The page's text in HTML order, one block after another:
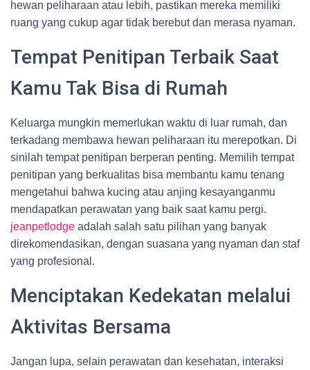
hewan peliharaan atau lebih, pastikan mereka memiliki
ruang yang cukup agar tidak berebut dan merasa nyaman.
Tempat Penitipan Terbaik Saat
Kamu Tak Bisa di Rumah
Keluarga mungkin memerlukan waktu di luar rumah, dan
terkadang membawa hewan peliharaan itu merepotkan. Di
sinilah tempat penitipan berperan penting. Memilih tempat
penitipan yang berkualitas bisa membantu kamu tenang
mengetahui bahwa kucing atau anjing kesayanganmu
mendapatkan perawatan yang baik saat kamu pergi.
jeanpetlodge adalah salah satu pilihan yang banyak
direkomendasikan, dengan suasana yang nyaman dan staf
yang profesional.
Menciptakan Kedekatan melalui
Aktivitas Bersama
Jangan lupa, selain perawatan dan kesehatan, interaksi